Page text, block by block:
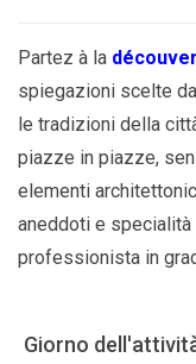
Partez à la
spiegazioni scelte
le tradizioni della
piazze in piazze,
elementi
aneddoti e specialità
professionista in
Giorno